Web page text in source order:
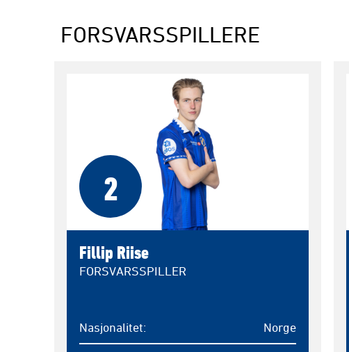
FORSVARSSPILLERE
2
Fillip Riise
FORSVARSSPILLER
Nasjonalitet Norge